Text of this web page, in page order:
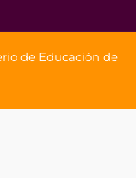
de Educación de